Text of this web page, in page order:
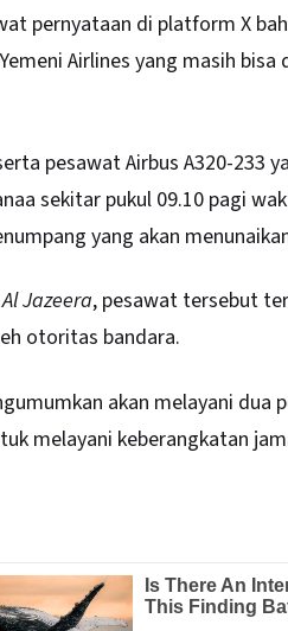
pernyataan di platform X
Airlines yang masih bisa
pesawat Airbus A320-233
sekitar pukul 09.10 pagi
yang akan
Al Jazeera, pesawat tersebut
otoritas bandara.
akan melayani dua
melayani keberangkatan